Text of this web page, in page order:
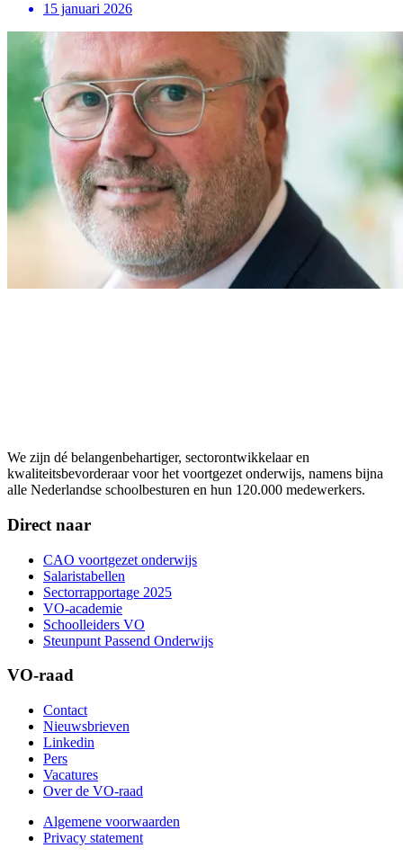
15 januari 2026
We zijn dé belangenbehartiger, sectorontwikkelaar en
kwaliteitsbevorderaar voor het voortgezet onderwijs, namens bijna
alle Nederlandse schoolbesturen en hun 120.000 medewerkers.
Direct naar
CAO voortgezet onderwijs
Salaristabellen
Sectorrapportage 2025
VO-academie
Schoolleiders VO
Steunpunt Passend Onderwijs
VO-raad
Contact
Nieuwsbrieven
Linkedin
Pers
Vacatures
Over de VO-raad
Algemene voorwaarden
Privacy statement